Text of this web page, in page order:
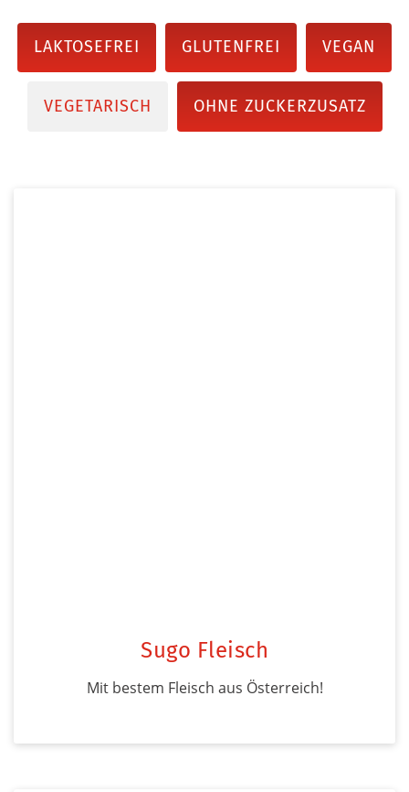
LAKTOSEFREI GLUTENFREI VEGAN
VEGETARISCH OHNE ZUCKERZUSATZ
Sugo Fleisch
Mit bestem Fleisch aus Österreich!